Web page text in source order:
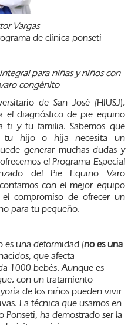
Vargas
de clínica ponseti
para niñas y niños con
congénito
de San José (HIUSJ),
el diagnóstico de pie equino
ti y tu familia. Sabemos que
tu hijo o hija necesita un
generar muchas dudas y
el Programa Especial
del Pie Equino Varo
con el mejor equipo
compromiso de ofrecer un
para tu pequeño.
es una deformidad (no es una
que afecta
1000 bebés. Aunque es
con un tratamiento
de los niños pueden vivir
La técnica que usamos en
ha demostrado ser la